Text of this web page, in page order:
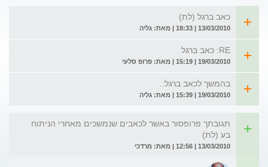
כאב ברגל (לת)
13/03/2010 | 18:33 | מאת: גליה
RE: כאב ברגל
19/03/2010 | 15:19 | מאת: פרופ סלעי
בהמשך לכאב ברגל..
19/03/2010 | 15:39 | מאת: גליה
תגובתך פרופסור באשר לכאבים שנמשכים מאחרי הניתוח
בע (לת)
13/03/2010 | 12:56 | מאת: מרדכי